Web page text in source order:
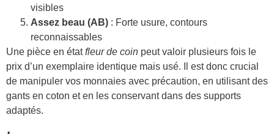
visibles
Assez beau (AB) : Forte usure, contours
reconnaissables
Une pièce en étatfleur de coin peut valoir plusieurs fois le
prix d’un exemplaire identique mais usé. Il est donc crucial
de manipuler vos monnaies avec précaution, en utilisant des
gants en coton et en les conservant dans des supports
adaptés.